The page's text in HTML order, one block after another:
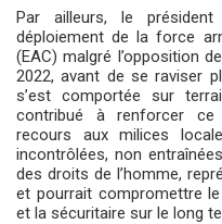
Par ailleurs, le
déploiement de la force
(EAC) malgré l’opposition
2022, avant de se raviser
s’est comportée sur
contribué à renforcer ce
recours aux milices
incontrôlées, non
des droits de l’homme,
et pourrait compromettre
et la sécuritaire sur le long